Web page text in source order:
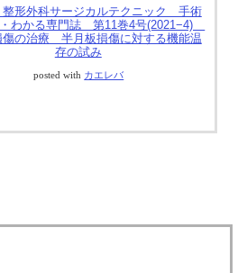
整形外科サージカルテクニック 手術
わかる専門誌 第11巻4号(2021−4)
傷の治療 半月板損傷に対する機能温
存の試み
posted with カエレバ